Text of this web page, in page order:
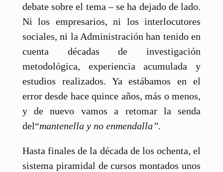
debate sobre el tema – se ha dejado de lado.
Ni los empresarios, ni los interlocutores
sociales, ni la Administración han tenido en
cuenta décadas de investigación
metodológica, experiencia acumulada y
estudios realizados. Ya estábamos en el
error desde hace quince años, más o menos,
y de nuevo vamos a retomar la senda
del“mantenella y no enmendalla”.
Hasta finales de la década de los ochenta, el
sistema piramidal de cursos montados unos